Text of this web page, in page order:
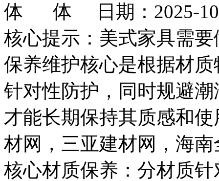
日期：2025-
核心提示：美式家具需
保养维护核心是根据材
针对性防护，同时规避
才能长期保持其质感和
材网，三亚建材网，海
核心材质保养：分材质